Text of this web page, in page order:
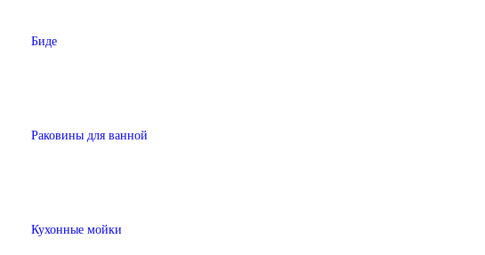
Биде
Раковины для ванной
Кухонные мойки